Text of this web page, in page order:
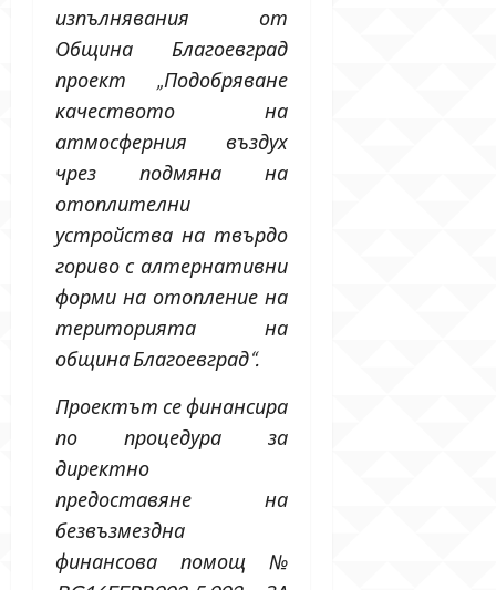
изпълнявания от
Община Благоевград
проект „Подобряване
качеството на
атмосферния въздух
чрез подмяна на
отоплителни
устройства на твърдо
гориво с алтернативни
форми на отопление на
територията на
община Благоевград“.
Проектът се финансира
по процедура за
директно
предоставяне на
безвъзмездна
финансова помощ №